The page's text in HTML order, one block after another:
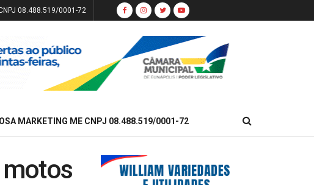
08.488.519/0001-72
MARKETING ME CNPJ 08.488.519/0001-72
motos